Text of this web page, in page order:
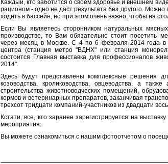
Каждый, кто заботится о своем здоровье и внешнем
рационом - одно не даст результата без другого.
ходить в бассейн, но при этом очень важно, чтобы на
Если Вы являетесь сторонником натуральных
производстве, то Вам обязательно стоит посетить
через месяц в Москве. С 4 по 6 февраля 2014 года в
центра (станция метро "ВДНХ" или станция
состоится Главная выставка для профессионалов
2014".
Здесь будут представлены комплексные решения
козоводства, кролиководства, овцеводства, а
строительства животноводческих помещений,
кормов и ветеринарных препаратов, заканчивая
трехсот тридцати компаний-участников из двадцати
Кстати, все, кто заранее зарегистрируется на
мероприятия.
Вы можете ознакомиться с нашим фотоотчетом о